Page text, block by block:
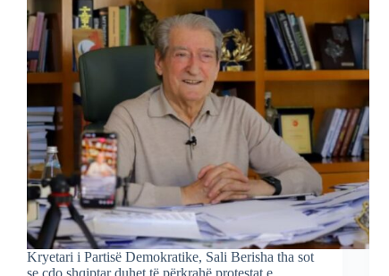
Kryetari i Partisë Demokratike, Sali Berisha tha sot
se çdo shqiptar duhet të përkrahë protestat e